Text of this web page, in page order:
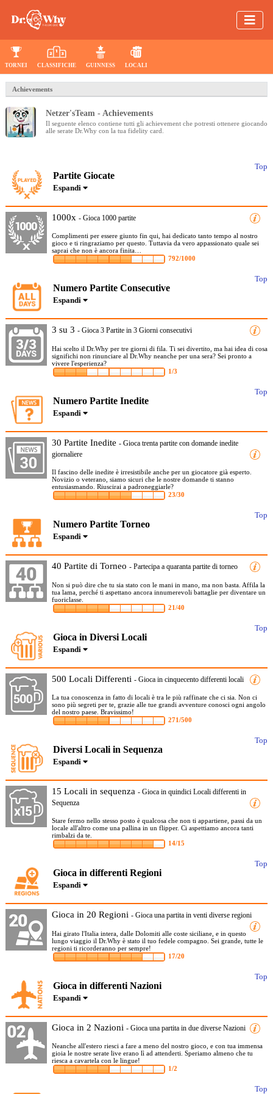
TORNEI CLASSIFICHE GUINNESS LOCALI
Achievements
Netzer'sTeam - Achievements
Il seguente elenco contiene tutti gli achievement che potresti ottenere giocando
alle serate Dr.Why con la tua fidelity card.
Top
Partite Giocate
Espandi
1000x - Gioca 1000 partite
Complimenti per essere giunto fin qui, hai dedicato tanto tempo al nostro
gioco e ti ringraziamo per questo. Tuttavia da vero appassionato quale sei
saprai che non è ancora finita…
792/1000
Top
Numero Partite Consecutive
Espandi
3 su 3 - Gioca 3 Partite in 3 Giorni consecutivi
Hai scelto il Dr.Why per tre giorni di fila. Ti sei divertito, ma hai idea di cosa
significhi non rinunciare al Dr.Why neanche per una sera? Sei pronto a
vivere l'esperienza?
1/3
Top
Numero Partite Inedite
Espandi
30 Partite Inedite - Gioca trenta partite con domande inedite
giornaliere
Il fascino delle inedite è irresistibile anche per un giocatore già esperto.
Novizio o veterano, siamo sicuri che le nostre domande ti stanno
entusiasmando. Riuscirai a padroneggiarle?
23/30
Top
Numero Partite Torneo
Espandi
40 Partite di Torneo - Partecipa a quaranta partite di torneo
Non si può dire che tu sia stato con le mani in mano, ma non basta. Affila la
tua lama, perché ti aspettano ancora innumerevoli battaglie per diventare un
fuoriclasse.
21/40
Top
Gioca in Diversi Locali
Espandi
500 Locali Differenti - Gioca in cinquecento differenti locali
La tua conoscenza in fatto di locali è tra le più raffinate che ci sia. Non ci
sono più segreti per te, grazie alle tue grandi avventure conosci ogni angolo
del nostro paese. Bravissimo!
271/500
Top
Diversi Locali in Sequenza
Espandi
15 Locali in sequenza - Gioca in quindici Locali differenti in
Sequenza
Stare fermo nello stesso posto è qualcosa che non ti appartiene, passi da un
locale all'altro come una pallina in un flipper. Ci aspettiamo ancora tanti
rimbalzi da te.
14/15
Top
Gioca in differenti Regioni
Espandi
Gioca in 20 Regioni - Gioca una partita in venti diverse regioni
Hai girato l'Italia intera, dalle Dolomiti alle coste siciliane, e in questo
lungo viaggio il Dr.Why è stato il tuo fedele compagno. Sei grande, tutte le
regioni ti ricorderanno per sempre!
17/20
Top
Gioca in differenti Nazioni
Espandi
Gioca in 2 Nazioni - Gioca una partita in due diverse Nazioni
Neanche all'estero riesci a fare a meno del nostro gioco, e con tua immensa
gioia le nostre serate live erano lì ad attenderti. Speriamo almeno che tu
riesca a cavartela con le lingue!
1/2
Top